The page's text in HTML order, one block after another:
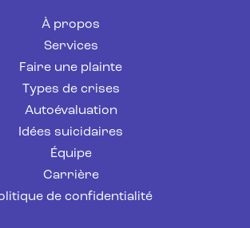
À propos
Services
Faire une plainte
Types de crises
Autoévaluation
Idées suicidaires
Équipe
Carrière
de confidentialité